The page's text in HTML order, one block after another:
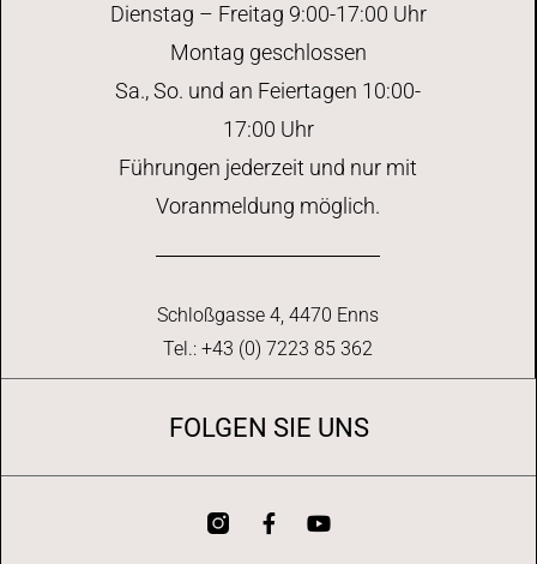
Dienstag – Freitag 9:00-17:00 Uhr
Montag geschlossen
Sa., So. und an Feiertagen 10:00-
17:00 Uhr
Führungen jederzeit und nur mit
Voranmeldung möglich.
Schloßgasse 4, 4470 Enns
Tel.: +43 (0) 7223 85 362
FOLGEN SIE UNS